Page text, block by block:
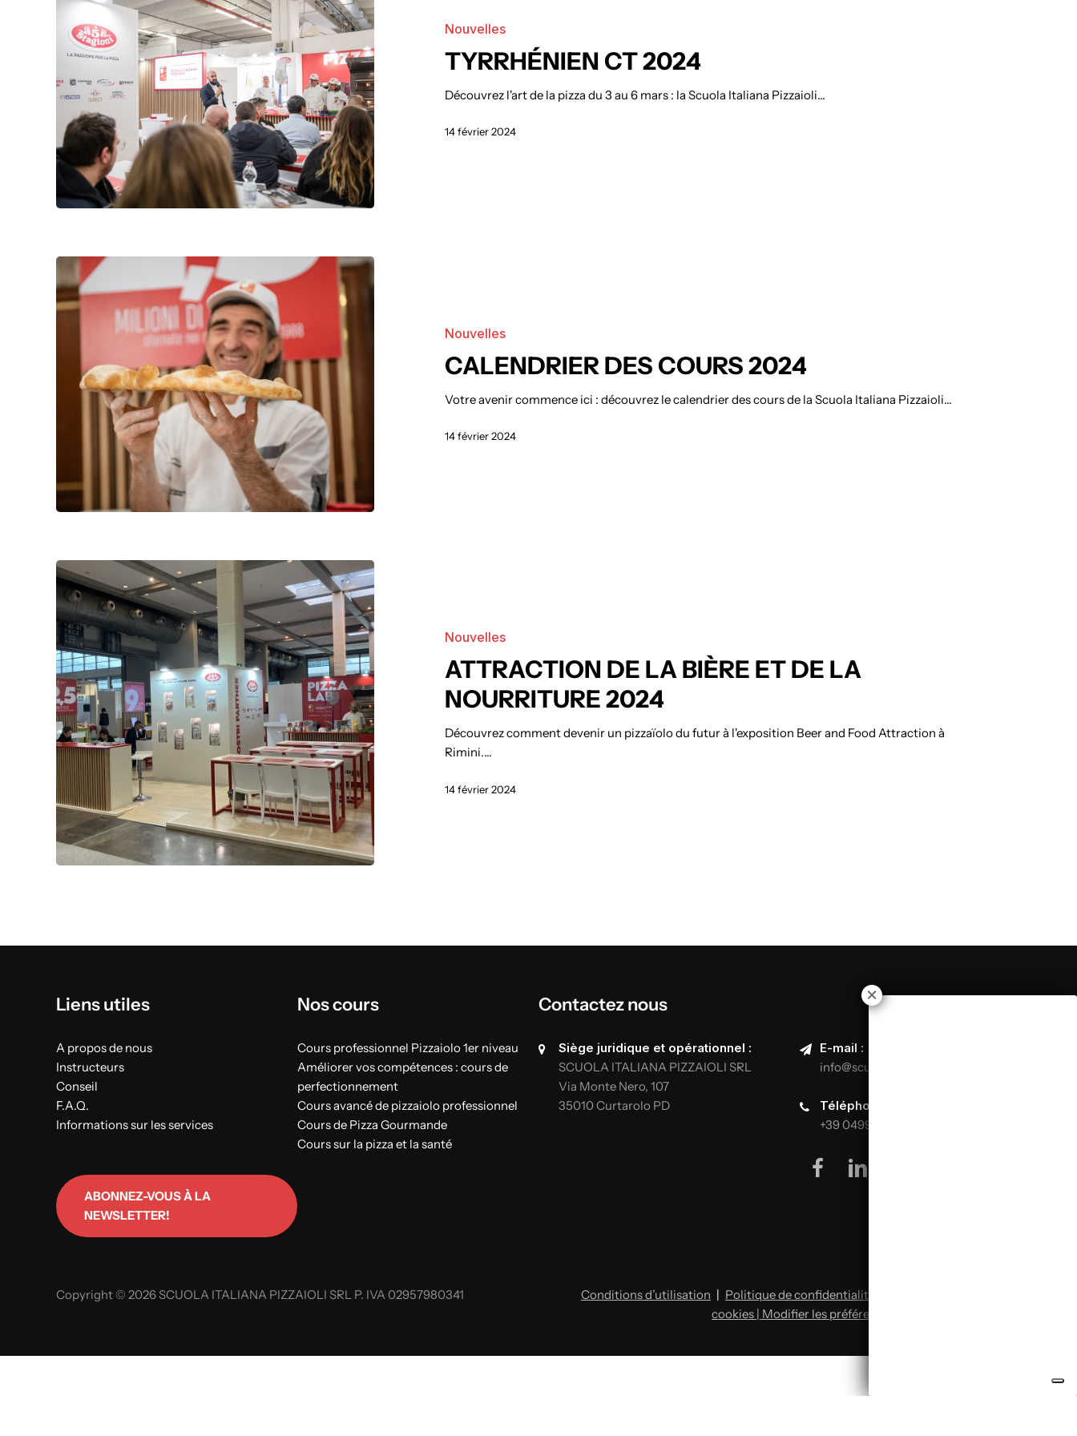
Nouvelles
TYRRHÉNIEN CT 2024
Découvrez l'art de la pizza du 3 au 6 mars : la Scuola Italiana Pizzaioli…
14 février 2024
Nouvelles
CALENDRIER DES COURS 2024
Votre avenir commence ici : découvrez le calendrier des cours de la Scuola Italiana Pizzaioli…
14 février 2024
Nouvelles
ATTRACTION DE LA BIÈRE ET DE LA
NOURRITURE 2024
Découvrez comment devenir un pizzaïolo du futur à l'exposition Beer and Food Attraction à
Rimini.…
14 février 2024
Liens utiles
A propos de nous
Instructeurs
Conseil
F.A.Q.
Informations sur les services
ABONNEZ-VOUS À LA
NEWSLETTER!
Nos cours
Cours professionnel Pizzaiolo 1er niveau
Améliorer vos compétences : cours de
perfectionnement
Cours avancé de pizzaiolo professionnel
Cours de Pizza Gourmande
Cours sur la pizza et la santé
Contactez nous
Siège juridique et opérationnel :
SCUOLA ITALIANA PIZZAIOLI SRL
Via Monte Nero, 107
35010 Curtarolo PD
E-mail :
info@scuolaitalianapizzaioli.it
Téléphone :
+39 0499624665
facebook
linkedin
Copyright © 2026 SCUOLA ITALIANA PIZZAIOLI SRL P. IVA 02957980341 Conditions d’utilisation | Politique de confidentialité
cookies | Modifier les préférences en matière de cookies